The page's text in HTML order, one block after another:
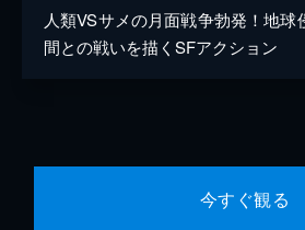
人類VSサメの月面戦争勃発！地球
間との戦いを描くSFアクション
今すぐ観る